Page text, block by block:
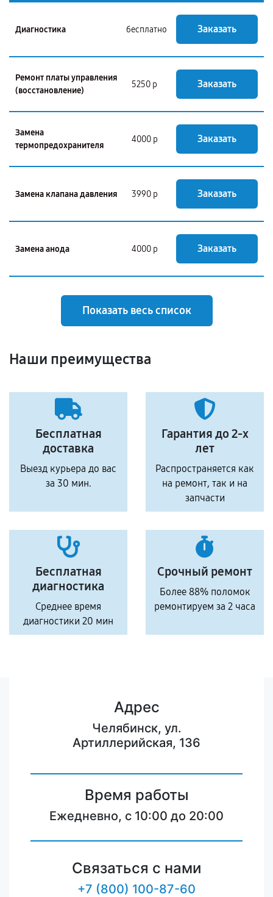
Диагностика бесплатно Заказать
Ремонт платы управления
(восстановление)
5250 р Заказать
Замена
термопредохранителя
4000 р Заказать
Замена клапана давления 3990 р Заказать
Замена анода 4000 р Заказать
Показать весь список
Наши преимущества
Бесплатная
доставка
Выезд курьера до вас
за 30 мин.
Гарантия до 2-х
лет
Распространяется как
на ремонт, так и на
запчасти
Бесплатная
диагностика
Среднее время
диагностики 20 мин
Срочный ремонт
Более 88% поломок
ремонтируем за 2 часа
Адрес
Челябинск, ул.
Артиллерийская, 136
Время работы
Ежедневно, с 10:00 до 20:00
Связаться с нами
+7 (800) 100-87-60